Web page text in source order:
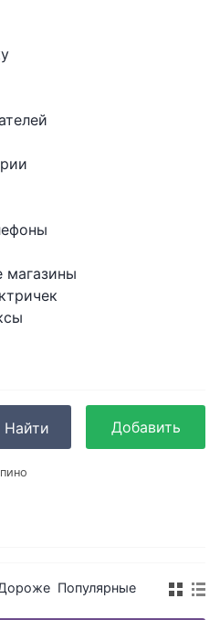
магазины
Найти Добавить
Популярные